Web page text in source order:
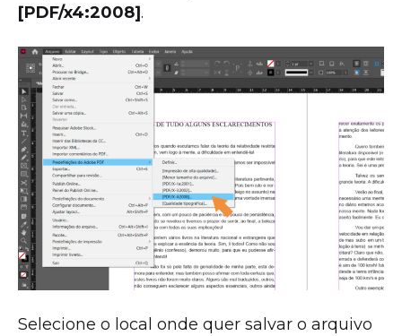
[PDF/x4:2008].
Selecione o local onde quer salvar o arquivo